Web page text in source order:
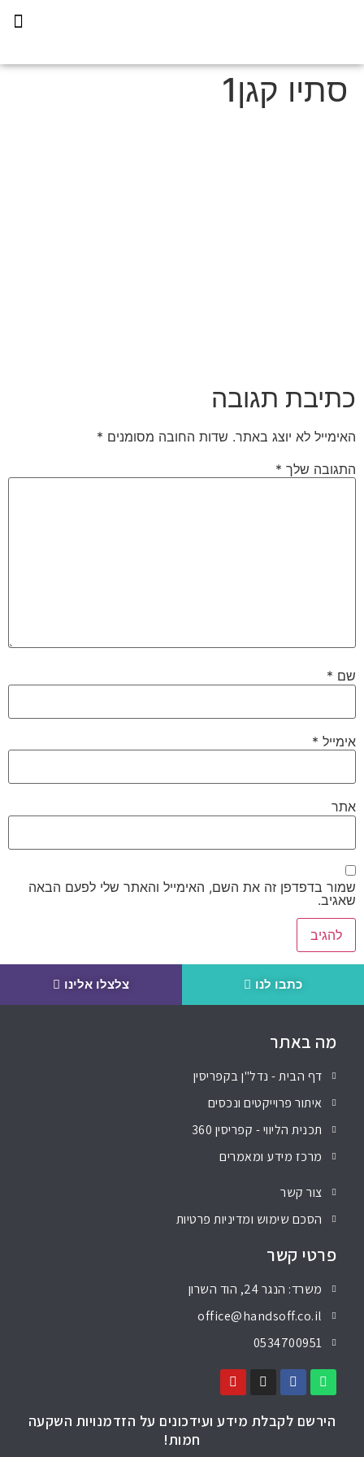
סתיו קגן1
כתיבת תגובה
האימייל לא יוצג באתר. שדות החובה מסומנים *
התגובה שלך *
שם *
אימייל *
אתר
שמור בדפדפן זה את השם, האימייל והאתר שלי לפעם הבאה
שאגיב.
כתבו לנו צלצלו אלינו
מה באתר
דף הבית - נדל"ן בקפריסין
איתור פרוייקטים ונכסים
תכנית הליווי - קפריסין 360
מרכז מידע ומאמרים
צור קשר
הסכם שימוש ומדיניות פרטיות
פרטי קשר
משרד: הנגר 24, הוד השרון
office@handsoff.co.il
0534700951
הירשם לקבלת מידע ועידכונים על הזדמנויות השקעה
חמות!